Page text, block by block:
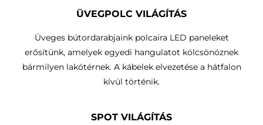
ÜVEGPOLC VILÁGÍTÁS
Üveges bútordarabjaink polcaira LED paneleket
erősítünk, amelyek egyedi hangulatot kölcsönöznek
bármilyen lakótérnek. A kábelek elvezetése a hátfalon
kívül történik.
SPOT VILÁGÍTÁS